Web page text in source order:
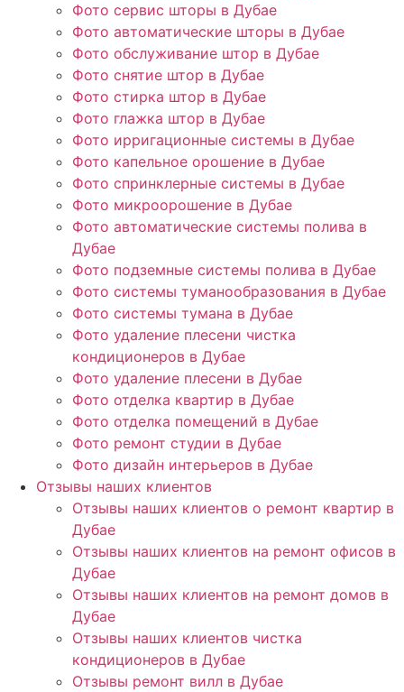
Фото сервис шторы в Дубае
Фото автоматические шторы в Дубае
Фото обслуживание штор в Дубае
Фото снятие штор в Дубае
Фото стирка штор в Дубае
Фото глажка штор в Дубае
Фото ирригационные системы в Дубае
Фото капельное орошение в Дубае
Фото спринклерные системы в Дубае
Фото микроорошение в Дубае
Фото автоматические системы полива в
Дубае
Фото подземные системы полива в Дубае
Фото системы туманообразования в Дубае
Фото системы тумана в Дубае
Фото удаление плесени чистка
кондиционеров в Дубае
Фото удаление плесени в Дубае
Фото отделка квартир в Дубае
Фото отделка помещений в Дубае
Фото ремонт студии в Дубае
Фото дизайн интерьеров в Дубае
Отзывы наших клиентов
Отзывы наших клиентов о ремонт квартир в
Дубае
Отзывы наших клиентов на ремонт офисов в
Дубае
Отзывы наших клиентов на ремонт домов в
Дубае
Отзывы наших клиентов чистка
кондиционеров в Дубае
Отзывы ремонт вилл в Дубае